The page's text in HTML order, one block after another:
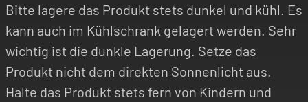
Bitte lagere das Produkt stets dunkel und kühl. Es
kann auch im Kühlschrank gelagert werden. Sehr
wichtig ist die dunkle Lagerung. Setze das
Produkt nicht dem direkten Sonnenlicht aus.
Halte das Produkt stets fern von Kindern und